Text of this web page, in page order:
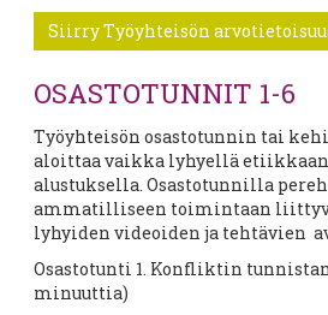
Siirry Työyhteisön
OSASTOTUNNIT 1-6
Työyhteisön osastotunnin tai
aloittaa vaikka lyhyellä
alustuksella. Osastotunnilla
ammatilliseen toimintaan
lyhyiden videoiden ja tehtävien
Osastotunti 1. Konfliktin
minuuttia)